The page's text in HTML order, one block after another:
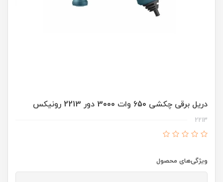
دریل برقی چکشی 650 وات 3000 دور 2213 رونیکس
2213
ویژگی‌های محصول